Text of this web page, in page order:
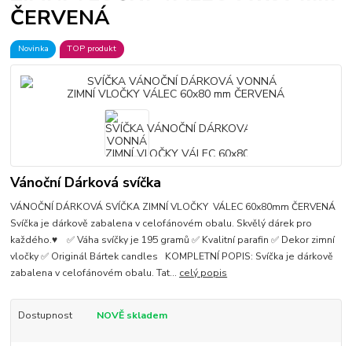
ČERVENÁ
Novinka TOP produkt
Vánoční Dárková svíčka
VÁNOČNÍ DÁRKOVÁ SVÍČKA ZIMNÍ VLOČKY VÁLEC 60x80mm ČERVENÁ
Svíčka je dárkově zabalena v celofánovém obalu. Skvělý dárek pro
každého.♥ ✅ Váha svíčky je 195 gramů ✅ Kvalitní parafin ✅ Dekor zimní
vločky ✅ Originál Bártek candles KOMPLETNÍ POPIS: Svíčka je dárkově
zabalena v celofánovém obalu. Tat... celý popis
Dostupnost NOVĚ skladem